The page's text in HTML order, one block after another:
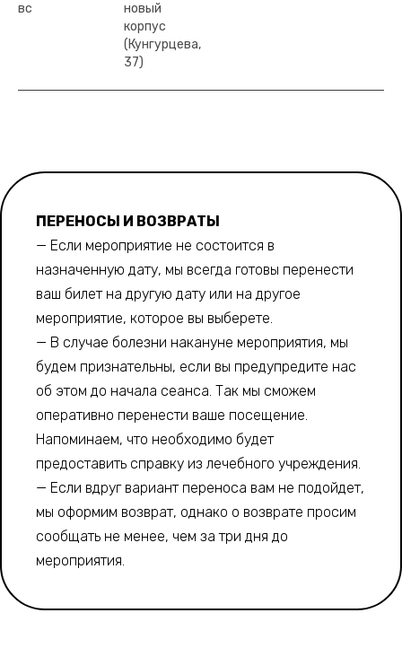
вс
новый
корпус
(Кунгурцева,
37)
ПЕРЕНОСЫ И ВОЗВРАТЫ
— Если мероприятие не состоится в
назначенную дату, мы всегда готовы перенести
ваш билет на другую дату или на другое
мероприятие, которое вы выберете.
— В случае болезни накануне мероприятия, мы
будем признательны, если вы предупредите нас
об этом до начала сеанса. Так мы сможем
оперативно перенести ваше посещение.
Напоминаем, что необходимо будет
предоставить справку из лечебного учреждения.
— Если вдруг вариант переноса вам не подойдет,
мы оформим возврат, однако о возврате просим
сообщать не менее, чем за три дня до
мероприятия.